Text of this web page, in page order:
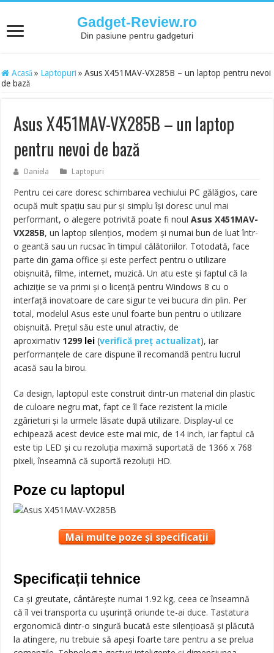
Gadget-Review.ro
Din pasiune pentru gadgeturi
Acasă » Laptopuri » Asus X451MAV-VX285B – un laptop pentru nevoi
de bază
Asus X451MAV-VX285B – un laptop
pentru nevoi de bază
Daniela Laptopuri
Pentru cei care doresc schimbarea vechiului PC gălăgios, care
ocupă mult spaţiu sau pur şi simplu îşi doresc unul mai
performant, o alegere potrivită poate fi noulAsus X451MAV-
VX285B, un laptop silenţios, modern şi numai bun de luat într-
o geantă sau un rucsac în timpul călătoriilor. Totodată, face
parte din gama office şi este perfect pentru o utilizare
obişnuită, filme, internet, muzică. Un atu este şi faptul că la
achiziţie se va primi şi o licenţă pentru Windows 8 cu o
interfaţă inovatoare de care sigur te vei bucura din plin. Per
total, modelul Asus este unul foarte bun pentru o utilizare
obişnuită. Preţul său este unul atractiv, de
aproximativ 1299 lei (verifică preț actualizat), iar
performanţele de care dispune îl recomandă pentru lucrul
acasă sau la birou.
Ca design, laptopul este construit dintr-un material din plastic
de culoare negru mat, fapt ce îl face rezistent la micile
zgârieturi şi la urmele lăsate după utilizare. Display-ul ce
echipează acest device este mai mic, de 14 inch, iar faptul că
este tip LED şi cu rezoluţia maximă suportată de 1366 x 768
pixeli, înseamnă că suportă rezoluţii HD.
Poze cu laptopul
Mai multe poze și specificații
Specificații tehnice
Ca şi greutate, cântărește numai 1.92 kg, ceea ce înseamnă
că îl vei transporta cu ușurință oriunde te-ai duce. Tastatura
ergonomică dintr-o singură bucată este silenţioasă şi plăcută
la atingere, nu trebuie să apeşi foarte tare pentru a se prelua